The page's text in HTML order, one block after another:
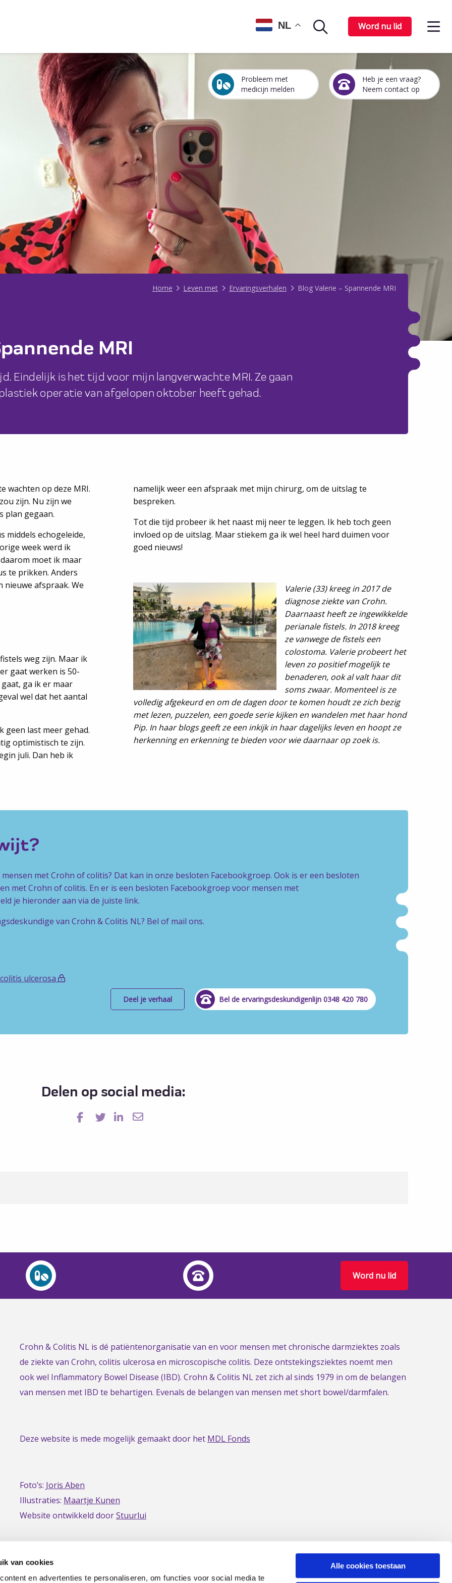
van cookies
en advertenties te personaliseren, om functies voor social media te
Alle cookies toestaan
Over Crohn en colitis (IBD)
Leven met
Activiteiten & Contact
Help mee
Over ons
Voor professionals
Word nu lid
Zoekpagina
NL
Probleem met
medicijn melden
medicijn
Heb je een vraag?
Neem contact op
je
Home Leven met Ervaringsverhalen Blog Valerie – Spannende MRI
MRI
Eindelijk is het tijd voor mijn langverwachte MRI. Ze gaan
operatie van afgelopen oktober heeft gehad.
wachten op deze MRI.
zijn. Nu zijn we
plan gegaan.
middels echogeleide,
week werd ik
moet ik maar
te prikken. Anders
nieuwe afspraak. We
weg zijn. Maar ik
gaat werken is 50-
ga ik er maar
wel dat het aantal
geen last meer gehad.
optimistisch te zijn.
juli. Dan heb ik
namelijk weer een afspraak met mijn chirurg, om de uitslag te
bespreken.
Tot die tijd probeer ik het naast mij neer te leggen. Ik heb toch geen
invloed op de uitslag. Maar stiekem ga ik wel heel hard duimen voor
goed nieuws!
Valerie (33) kreeg in 2017 de
diagnose ziekte van Crohn.
Daarnaast heeft ze ingewikkelde
perianale fistels. In 2018 kreeg
ze vanwege de fistels een
colostoma. Valerie probeert het
leven zo positief mogelijk te
benaderen, ook al valt haar dit
soms zwaar. Momenteel is ze
volledig afgekeurd en om de dagen door te komen houdt ze zich bezig
met lezen, puzzelen, een goede serie kijken en wandelen met haar hond
Pip. In haar blogs geeft ze een inkijk in haar dagelijks leven en hoopt ze
herkenning en erkenning te bieden voor wie daarnaar op zoek is.
met Crohn of colitis? Dat kan in onze besloten Facebookgroep. Ook is er een besloten
met Crohn of colitis. En er is een besloten Facebookgroep voor mensen met
je hieronder aan via de juiste link.
van Crohn & Colitis NL? Bel of mail ons.
ulcerosa
Deel je verhaal Bel de ervaringsdeskundigenlijn 0348 420 780
Delen op social media:
Word nu lid
Link
homepage
Crohn & Colitis NL is dé patiëntenorganisatie van en voor mensen met chronische darmziektes zoals
de ziekte van Crohn, colitis ulcerosa en microscopische colitis. Deze ontstekingsziektes noemt men
ook wel Inflammatory Bowel Disease (IBD). Crohn & Colitis NL zet zich al sinds 1979 in om de belangen
van mensen met IBD te behartigen. Evenals de belangen van mensen met short bowel/darmfalen.
Deze website is mede mogelijk gemaakt door het MDL Fonds
Foto’s: Joris Aben
Illustraties: Maartje Kunen
Website ontwikkeld doorStuurlui